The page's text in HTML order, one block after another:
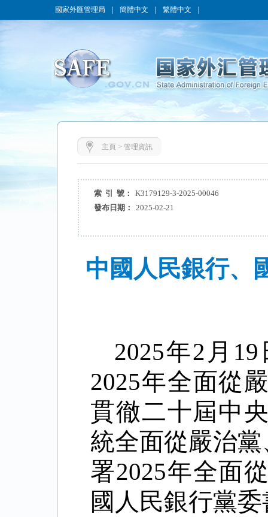
國家外匯管理局 簡體中文 繁體中文
主頁 > 管理資訊
索 引 號：
K3179129-3-2025-00046
發布日期：
2025-02-21
中國人民銀行、
2025年2月
2025年全面從
貫徹二十屆中
統全面從嚴治
署2025年全面
國人民銀行黨